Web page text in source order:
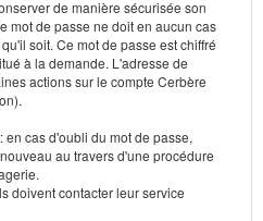
de manière sécurisée son
mot de passe ne doit en aucun cas
soit. Ce mot de passe est chiffré
à la demande. L'adresse de
actions sur le compte Cerbère
cas d'oubli du mot de passe,
au travers d'une procédure
doivent contacter leur service